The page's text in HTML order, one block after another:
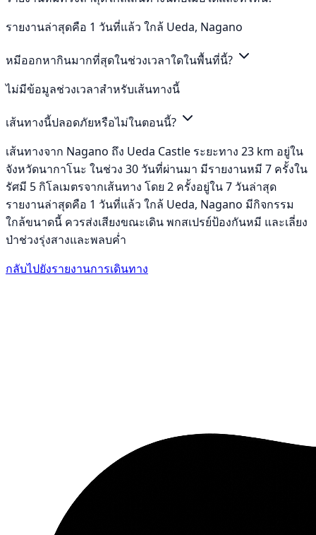
รายงานล่าสุดคือ 1 วันที่แล้ว ใกล้ Ueda, Nagano
หมีออกหากินมากที่สุดในช่วงเวลาใดในพื้นที่นี้?
ไม่มีข้อมูลช่วงเวลาสำหรับเส้นทางนี้
เส้นทางนี้ปลอดภัยหรือไม่ในตอนนี้?
เส้นทางจาก Nagano ถึง Ueda Castle ระยะทาง 23 km อยู่ใน
จังหวัดนากาโนะ ในช่วง 30 วันที่ผ่านมา มีรายงานหมี 7 ครั้งใน
รัศมี 5 กิโลเมตรจากเส้นทาง โดย 2 ครั้งอยู่ใน 7 วันล่าสุด
รายงานล่าสุดคือ 1 วันที่แล้ว ใกล้ Ueda, Nagano มีกิจกรรม
ใกล้ขนาดนี้ ควรส่งเสียงขณะเดิน พกสเปรย์ป้องกันหมี และเลี่ยง
ป่าช่วงรุ่งสางและพลบค่ำ
กลับไปยังรายงานการเดินทาง